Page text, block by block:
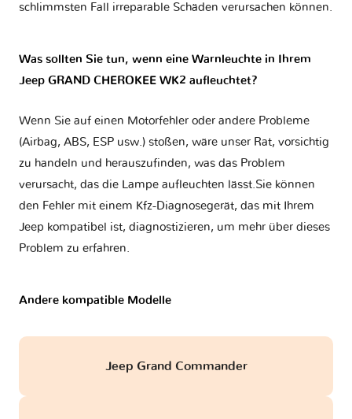
schlimmsten Fall irreparable Schäden verursachen können.
Was sollten Sie tun, wenn eine Warnleuchte in Ihrem
Jeep GRAND CHEROKEE WK2 aufleuchtet?
Wenn Sie auf einen Motorfehler oder andere Probleme
(Airbag, ABS, ESP usw.) stoßen, wäre unser Rat, vorsichtig
zu handeln und herauszufinden, was das Problem
verursacht, das die Lampe aufleuchten lässt.Sie können
den Fehler mit einem Kfz-Diagnosegerät, das mit Ihrem
Jeep kompatibel ist, diagnostizieren, um mehr über dieses
Problem zu erfahren.
Andere kompatible Modelle
Jeep Grand Commander